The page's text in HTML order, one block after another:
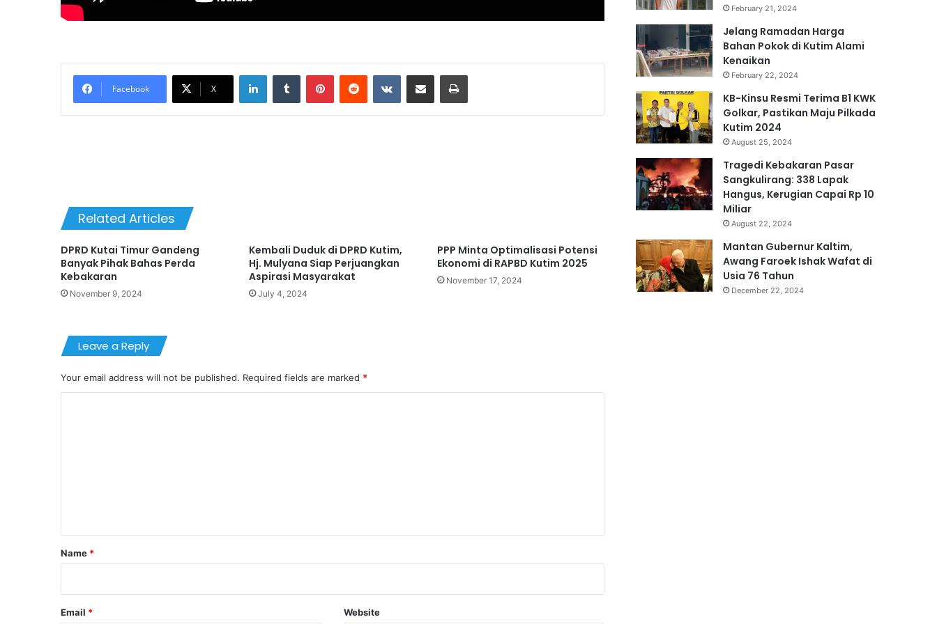
Facebook X
Related Articles
DPRD Kutai Timur Gandeng
Banyak Pihak Bahas Perda
Kebakaran
November 9, 2024
Kembali Duduk di DPRD Kutim,
Hj. Mulyana Siap Perjuangkan
Aspirasi Masyarakat
July 4, 2024
PPP Minta Optimalisasi Potensi
Ekonomi di RAPBD Kutim 2025
November 17, 2024
Leave a Reply
Your email address will not be published. Required fields are marked *
*
Name *
Email * Website
February 21, 2024
Jelang Ramadan Harga
Bahan Pokok di Kutim Alami
Kenaikan
February 22, 2024
KB-Kinsu Resmi Terima B1 KWK
Golkar, Pastikan Maju Pilkada
Kutim 2024
August 25, 2024
Tragedi Kebakaran Pasar
Sangkulirang: 338 Lapak
Hangus, Kerugian Capai Rp 10
Miliar
August 22, 2024
Mantan Gubernur Kaltim,
Awang Faroek Ishak Wafat di
Usia 76 Tahun
December 22, 2024